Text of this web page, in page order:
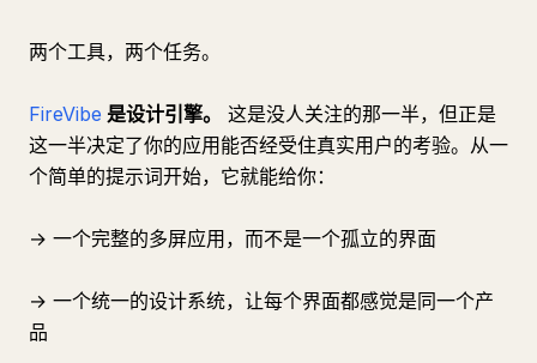
两个工具，两个任务。
FireVibe 是设计引擎。
这是没人关注的那一半，但正是
这一半决定了你的应用能否经受住真实用户的考验。从一
个简单的提示词开始，它就能给你：
→ 一个完整的多屏应用，而不是一个孤立的界面
→ 一个统一的设计系统，让每个界面都感觉是同一个产
品